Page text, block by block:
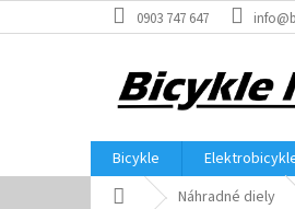
na
0903 747 647
Bicykle
DomovNáhradné diely